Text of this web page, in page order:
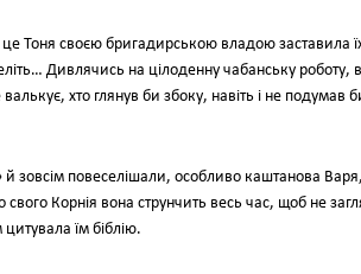
Тоня своєю бригадирською владою заставила
Дивлячись на цілоденну чабанську
валькує, хто глянув би збоку, навіть і не
й зовсім повеселішали, особливо каштанова
Корнія вона струнчить весь час, щоб не
їм біблію.